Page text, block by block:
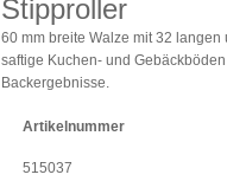
Stipproller
60 mm breite Walze mit 32
saftige Kuchen- und
Backergebnisse.
Artikelnummer
515037